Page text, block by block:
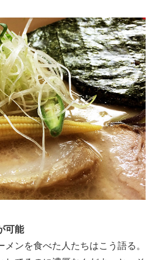
可能
ンを食べた人たちはこう語る。